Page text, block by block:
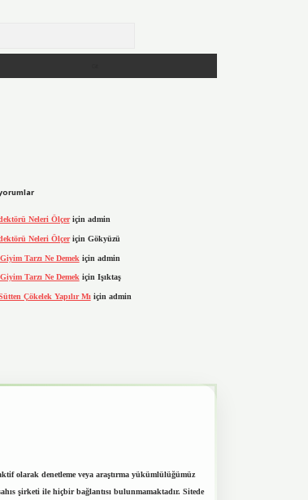
Neleri Ölçeriçin admin
Neleri Ölçeriçin Gökyüzü
Tarzı Ne Demek için admin
Tarzı Ne Demek için Işıktaş
Çökelek Yapılır Mı için admin
olarak denetleme veya araştırma yükümlülüğümüz
şirketi ile hiçbir bağlantısı bulunmamaktadır. Sitede